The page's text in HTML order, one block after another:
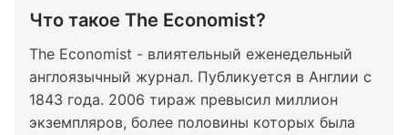
Что такое The Economist?
The Economist - влиятельный еженедельный
англоязычный журнал. Публикуется в Англии с
1843 года. 2006 тираж превысил миллион
экземпляров, более половины которых была